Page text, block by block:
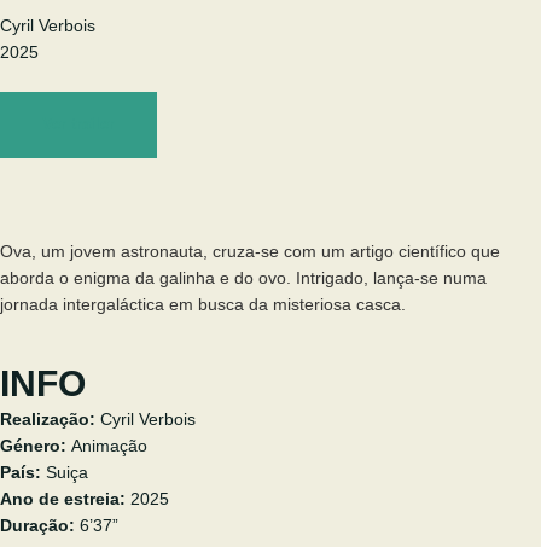
Cyril Verbois
2025
Ova, um jovem astronauta, cruza-se com um artigo científico que
aborda o enigma da galinha e do ovo. Intrigado, lança-se numa
jornada intergaláctica em busca da misteriosa casca.
INFO
Realização: Cyril Verbois
Género: Animação
País: Suiça
Ano de estreia: 2025
Duração: 6’37”